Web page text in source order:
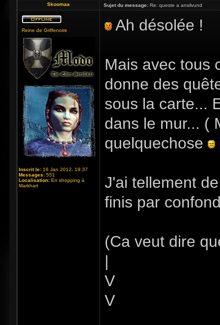
Skoomaa Sujet du message: Re: queste a ansilvund
Reine de Griffenoire
Inscrit le: 16 Jan 2012, 19:37
Messages: 551
Localisation: En shopping à
Markhart
Ah désolée !
Mais avec tous
donne des
sous la carte...
dans le mur... (
quelquechose
J'ai tellement
finis par
(Ca veut dire
|
V
V